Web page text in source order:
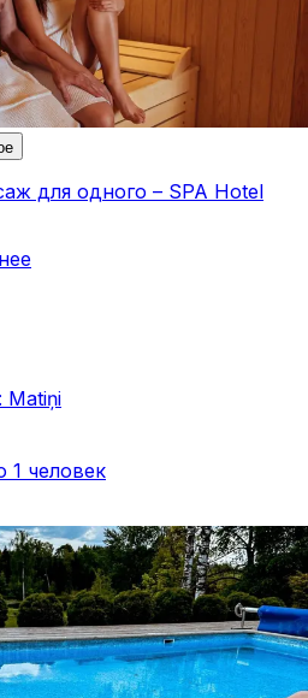
для одного – SPA Hotel
1 человек